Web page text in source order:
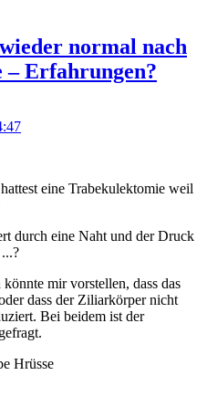
normal nach
Erfahrungen?
eine Trabekulektomie weil
durch eine Naht und der Druck
mir vorstellen, dass das
dass der Ziliarkörper nicht
Bei beidem ist der
Hrüsse